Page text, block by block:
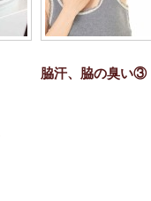
脇汗、脇の臭い③